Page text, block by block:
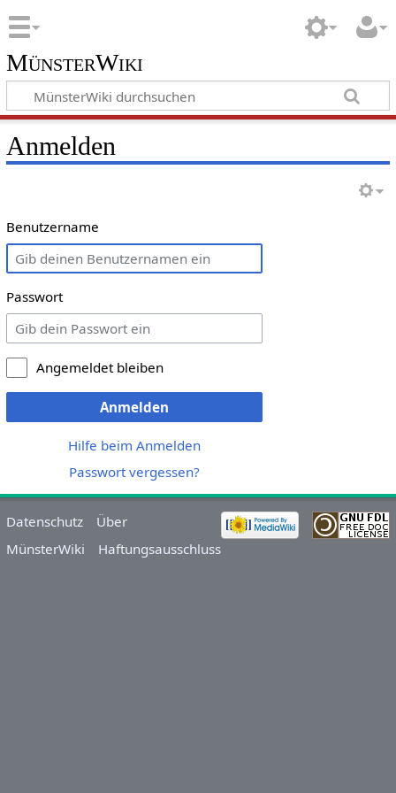
MünsterWiki
Anmelden
Benutzername
Passwort
Angemeldet bleiben
Anmelden
Hilfe beim Anmelden
Passwort vergessen?
Datenschutz
Über
MünsterWiki
Haftungsausschluss